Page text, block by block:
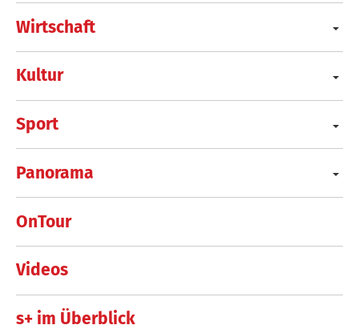
Wirtschaft
Kultur
Sport
Panorama
OnTour
Videos
s+ im Überblick